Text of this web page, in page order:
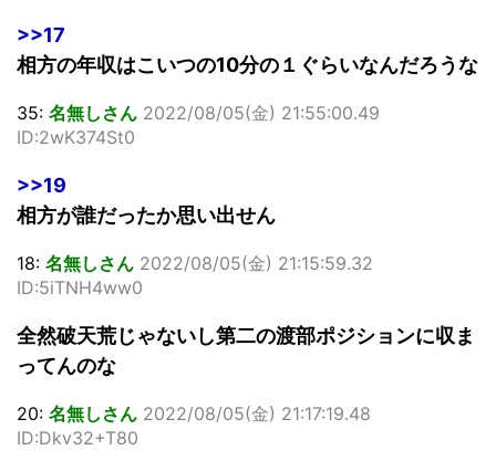
>>17
相方の年収はこいつの10分の１ぐらいなんだろうな
35: 名無しさん 2022/08/05(金) 21:55:00.49
ID:2wK374St0
>>19
相方が誰だったか思い出せん
18: 名無しさん 2022/08/05(金) 21:15:59.32
ID:5iTNH4ww0
全然破天荒じゃないし第二の渡部ポジションに収ま
ってんのな
20: 名無しさん 2022/08/05(金) 21:17:19.48
ID:Dkv32+T80